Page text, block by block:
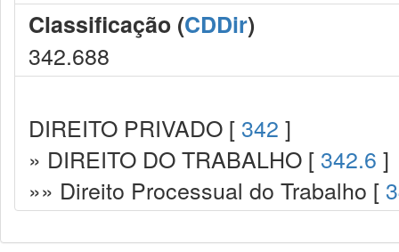
Classificação (CDDir)
342.688
DIREITO PRIVADO [ 342 ]
» DIREITO DO TRABALHO [ 342.6 ]
»» Direito Processual do Trabalho [